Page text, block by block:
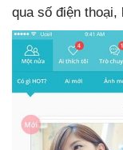
qua số điện thoại,